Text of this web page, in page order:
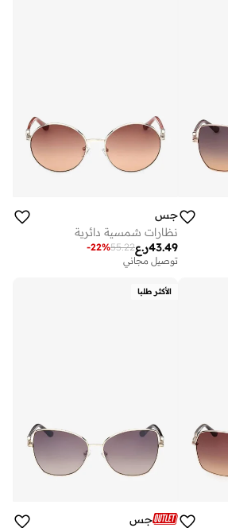
جس
نظارات شمسية دائرية
ر.ع43.49
55.22
-22%
توصيل مجاني
الأكثر طلبا
جس